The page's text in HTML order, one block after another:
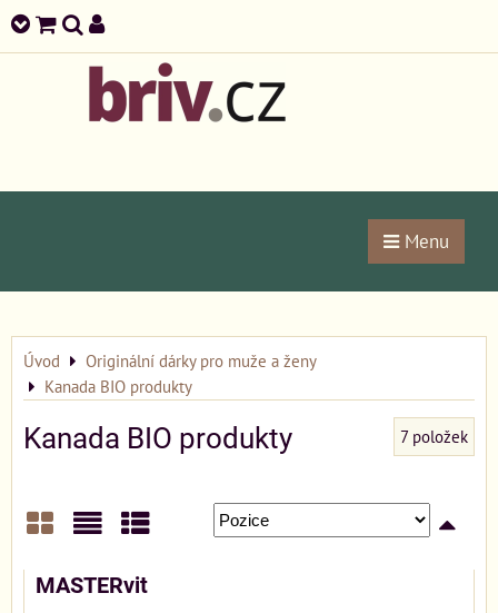
Menu
Úvod
Originální dárky pro muže a ženy
Kanada BIO produkty
Kanada BIO produkty 7 položek
Mřížka
MASTERvit